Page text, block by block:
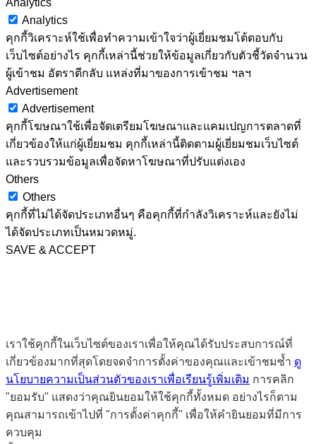
เราใช้คุกกี้ในเว็บไซต์ของเราเพื่อให้คุณได้รับประสบการณ์ที่
เกี่ยวข้องมากที่สุดโดยจดจำการตั้งค่าของคุณและเข้าชมซ้ำ ดู
นโยบายความเป็นส่วนตัวของเราเพื่อเรียนรู้เพิ่มเติม การคลิก
"ยอมรับ" แสดงว่าคุณยินยอมให้ใช้คุกกี้ทั้งหมด อย่างไรก็ตาม
คุณสามารถเข้าไปที่ "การตั้งค่าคุกกี้" เพื่อให้คำยินยอมที่มีการ
ควบคุม
Analytics
Analytics
คุกกี้วิเคราะห์ใช้เพื่อทำความเข้าใจว่าผู้เยี่ยมชมโต้ตอบกับ
เว็บไซต์อย่างไร คุกกี้เหล่านี้ช่วยให้ข้อมูลเกี่ยวกับตัวชี้วัดจำนวน
ผู้เข้าชม อัตราตีกลับ แหล่งที่มาของการเข้าชม ฯลฯ
Advertisement
Advertisement
คุกกี้โฆษณาใช้เพื่อจัดเตรียมโฆษณาและแคมเปญการตลาดที่
เกี่ยวข้องให้แก่ผู้เยี่ยมชม คุกกี้เหล่านี้ติดตามผู้เยี่ยมชมเว็บไซต์
และรวบรวมข้อมูลเพื่อจัดหาโฆษณาที่ปรับแต่งเอง
Others
Others
คุกกี้ที่ไม่ได้จัดประเภทอื่นๆ คือคุกกี้ที่กำลังวิเคราะห์และยังไม่
ได้จัดประเภทเป็นหมวดหมู่.
SAVE & ACCEPT